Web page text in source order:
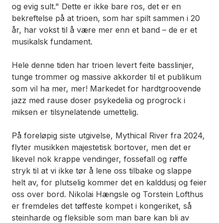
og evig sult." Dette er ikke bare ros, det er en
bekreftelse på at trioen, som har spilt sammen i 20
år, har vokst til å være mer enn et band – de er et
musikalsk fundament.
Hele denne tiden har trioen levert feite basslinjer,
tunge trommer og massive akkorder til et publikum
som vil ha mer, mer! Markedet for hardtgroovende
jazz med rause doser psykedelia og progrock i
miksen er tilsynelatende umettelig.
På foreløpig siste utgivelse, Mythical River fra 2024,
flyter musikken majestetisk bortover, men det er
likevel nok krappe vendinger, fossefall og røffe
stryk til at vi ikke tør å lene oss tilbake og slappe
helt av, for plutselig kommer det en kalddusj og feier
oss over bord. Nikolai Hængsle og Torstein Lofthus
er fremdeles det tøffeste kompet i kongeriket, så
steinharde og fleksible som man bare kan bli av